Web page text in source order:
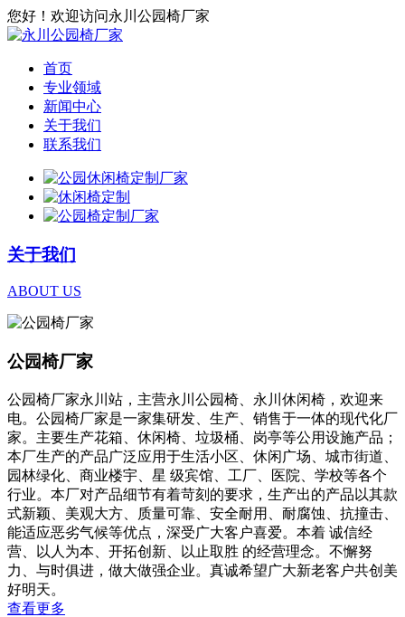
您好！欢迎访问永川公园椅厂家
首页
专业领域
新闻中心
关于我们
联系我们
关于我们
ABOUT US
公园椅厂家
公园椅厂家永川站，主营永川公园椅、永川休闲椅，欢迎来
电。公园椅厂家是一家集研发、生产、销售于一体的现代化厂
家。主要生产花箱、休闲椅、垃圾桶、岗亭等公用设施产品；
本厂生产的产品广泛应用于生活小区、休闲广场、城市街道、
园林绿化、商业楼宇、星 级宾馆、工厂、医院、学校等各个
行业。本厂对产品细节有着苛刻的要求，生产出的产品以其款
式新颖、美观大方、质量可靠、安全耐用、耐腐蚀、抗撞击、
能适应恶劣气候等优点，深受广大客户喜爱。本着 诚信经
营、以人为本、开拓创新、以止取胜 的经营理念。不懈努
力、与时俱进，做大做强企业。真诚希望广大新老客户共创美
好明天。
查看更多